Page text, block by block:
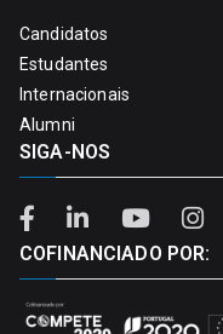
Candidatos
Estudantes
Internacionais
Alumni
SIGA-NOS
COFINANCIADO POR: